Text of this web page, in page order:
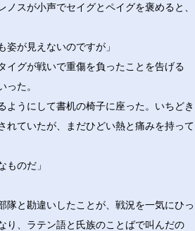
スが小声でセイグとペイグを褒めると、
姿が見えないのですが」
グが戦いで重傷を負ったことを告げる
た。
うにして書机の椅子に座った。いちどき
れていたが、まだひどい熱と痛みを持って
ものだ」
と勘違いしたことが、戦況を一気にひっ
り、ラテン語と氏族のことばで叫んだの